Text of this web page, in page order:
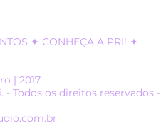
✦ CONHEÇA A PRI! ✦
| 2017
Todos os direitos reservados -